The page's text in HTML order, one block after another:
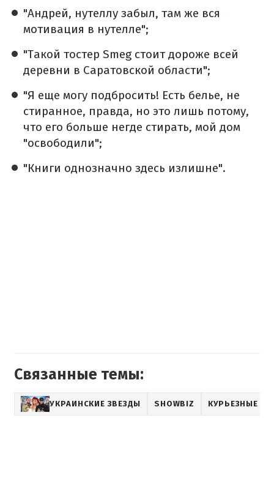
"Андрей, нутеллу забыл, там же вся
мотивация в нутелле";
"Такой тостер Smeg стоит дороже всей
деревни в Саратовской области";
"Я еще могу подбросить! Есть белье, не
стиранное, правда, но это лишь потому,
что его больше негде стирать, мой дом
"освободили";
"Книги однозначно здесь излишне".
Связанные темы:
УКРАИНСКИЕ ЗВЕЗДЫ SHOWBIZ КУРЬЕЗНЫЕ